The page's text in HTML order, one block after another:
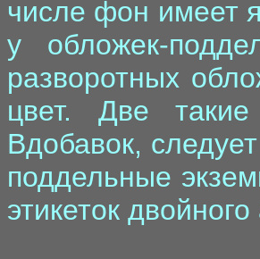
числе фон имеет
у обложек-
разворотных
цвет. Две
Вдобавок,
поддельные
этикеток